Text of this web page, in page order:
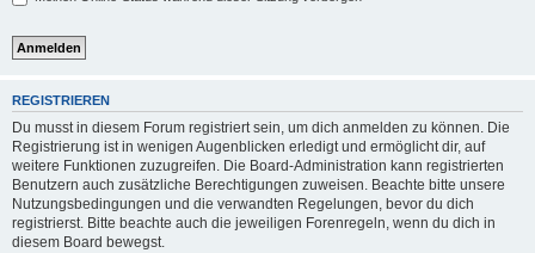
REGISTRIEREN
Du musst in diesem Forum registriert sein, um dich anmelden zu können. Die
Registrierung ist in wenigen Augenblicken erledigt und ermöglicht dir, auf
weitere Funktionen zuzugreifen. Die Board-Administration kann registrierten
Benutzern auch zusätzliche Berechtigungen zuweisen. Beachte bitte unsere
Nutzungsbedingungen und die verwandten Regelungen, bevor du dich
registrierst. Bitte beachte auch die jeweiligen Forenregeln, wenn du dich in
diesem Board bewegst.